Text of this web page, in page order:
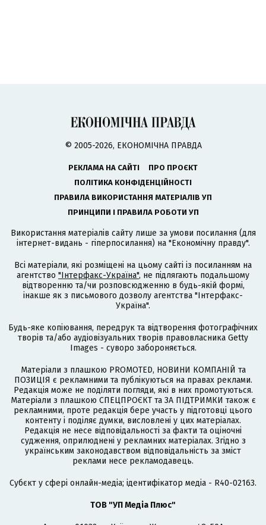
© 2005-2026, ЕКОНОМІЧНА ПРАВДА
РЕКЛАМА НА САЙТІ
ПРО ПРОЄКТ
ПОЛІТИКА КОНФІДЕНЦІЙНОСТІ
ПРАВИЛА ВИКОРИСТАННЯ МАТЕРІАЛІВ УП
ПРИНЦИПИ І ПРАВИЛА РОБОТИ УП
Використання матеріалів сайту лише за умови посилання (для
інтернет-видань - гіперпосилання) на "Економічну правду".
Всі матеріали, які розміщені на цьому сайті із посиланням на
агентство "Інтерфакс-Україна", не підлягають подальшому
відтворенню та/чи розповсюдженню в будь-якій формі,
інакше як з письмового дозволу агентства "Інтерфакс-
Україна".
Будь-яке копіювання, передрук та відтворення фотографічних
творів та/або аудіовізуальних творів правовласника Getty
Images - суворо забороняється.
Матеріали з плашкою PROMOTED, НОВИНИ КОМПАНІЙ та
ПОЗИЦІЯ є рекламними та публікуються на правах реклами.
Редакція може не поділяти погляди, які в них промотуються.
Матеріали з плашкою СПЕЦПРОЄКТ та ЗА ПІДТРИМКИ також є
рекламними, проте редакція бере участь у підготовці цього
контенту і поділяє думки, висловлені у цих матеріалах.
Редакція не несе відповідальності за факти та оціночні
судження, оприлюднені у рекламних матеріалах. Згідно з
українським законодавством відповідальність за зміст
реклами несе рекламодавець.
Cубєкт у сфері онлайн-медіа; ідентифікатор медіа - R40-02163.
ТОВ "УП Медіа Плюс"